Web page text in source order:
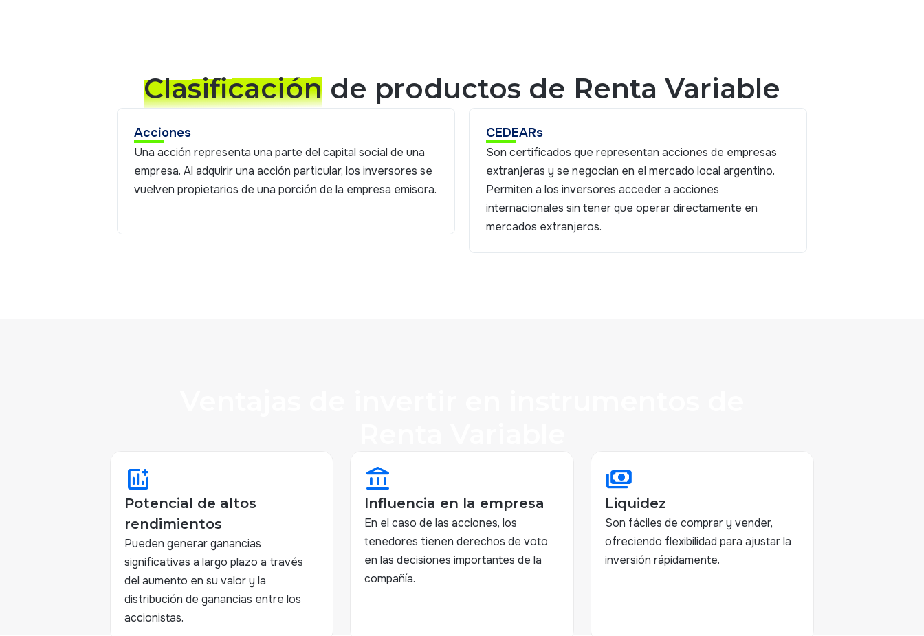
Clasificación de productos de Renta Variable
Acciones
Una acción representa una parte del capital social de una
empresa. Al adquirir una acción particular, los inversores se
vuelven propietarios de una porción de la empresa emisora.
CEDEARs
Son certificados que representan acciones de empresas
extranjeras y se negocian en el mercado local argentino.
Permiten a los inversores acceder a acciones
internacionales sin tener que operar directamente en
mercados extranjeros.
add_chart
Potencial de altos
rendimientos
Pueden generar ganancias
significativas a largo plazo a través
del aumento en su valor y la
distribución de ganancias entre los
accionistas.
account_balance
Influencia en la empresa
En el caso de las acciones, los
tenedores tienen derechos de voto
en las decisiones importantes de la
compañía.
payments
Liquidez
Son fáciles de comprar y vender,
ofreciendo flexibilidad para ajustar la
inversión rápidamente.